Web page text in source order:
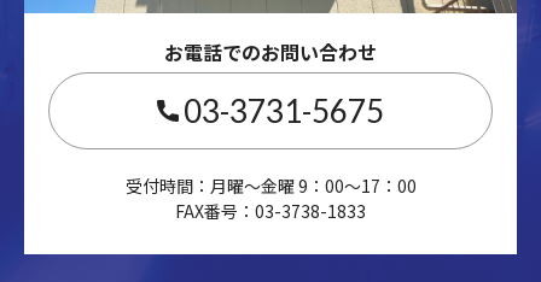
お電話でのお問い合わせ
03-3731-5675
受付時間：月曜～金曜 9：00～17：00
FAX番号：03-3738-1833